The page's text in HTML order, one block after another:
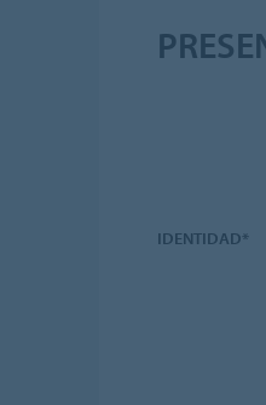
IDENTIDAD*